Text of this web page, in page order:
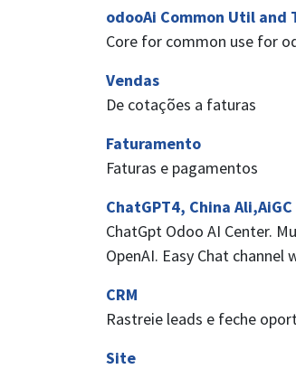
odooAi Common Util and
Core for common use for
Vendas
De cotações a faturas
Faturamento
Faturas e pagamentos
ChatGPT4, China
ChatGpt Odoo AI Center.
OpenAI. Easy Chat
CRM
Rastreie leads e feche
Site